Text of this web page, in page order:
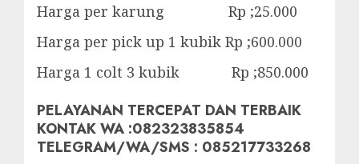
Harga per karung Rp ;25.000
Harga per pick up 1 kubik Rp ;600.000
Harga 1 colt 3 kubik Rp ;850.000
PELAYANAN TERCEPAT DAN TERBAIK
KONTAK WA :082323835854
TELEGRAM/WA/SMS : 085217733268